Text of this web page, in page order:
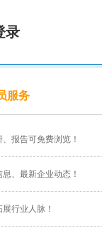
录
服务
报告可免费浏览！
、最新企业动态！
行业人脉！